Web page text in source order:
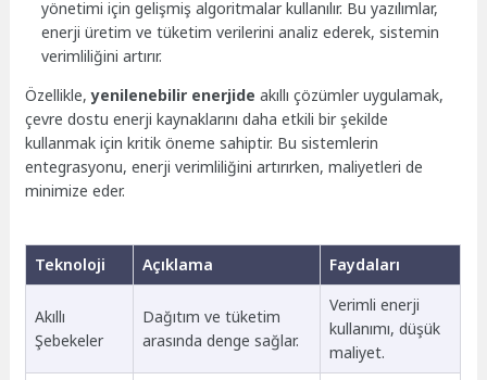
yönetimi için gelişmiş algoritmalar kullanılır. Bu yazılımlar,
enerji üretim ve tüketim verilerini analiz ederek, sistemin
verimliliğini artırır.
Özellikle,yenilenebilir enerjide akıllı çözümler uygulamak,
çevre dostu enerji kaynaklarını daha etkili bir şekilde
kullanmak için kritik öneme sahiptir. Bu sistemlerin
entegrasyonu, enerji verimliliğini artırırken, maliyetleri de
minimize eder.
Teknoloji Açıklama Faydaları
Akıllı
Şebekeler
Dağıtım ve tüketim
arasında denge sağlar.
Verimli enerji
kullanımı, düşük
maliyet.